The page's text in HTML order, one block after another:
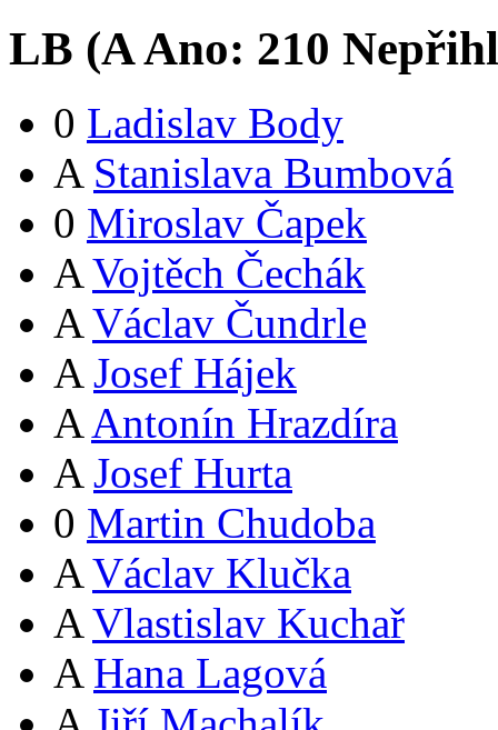
LB (AAno: 210
0 Ladislav Body
A Stanislava Bumbová
0 Miroslav Čapek
A Vojtěch Čechák
A Václav Čundrle
A Josef Hájek
A Antonín Hrazdíra
A Josef Hurta
0 Martin Chudoba
A Václav Klučka
A Vlastislav Kuchař
A Hana Lagová